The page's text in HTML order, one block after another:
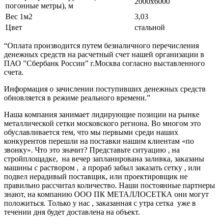
погонные метры), м
Вес 1м2
3,03
Цвет
стальной
“Оплата производится путем безналичного перечисления
денежных средств на расчетный счет нашей организации в
ПАО "Сбербанк России” г.Москва согласно выставленного
счета.
Информация о зачислении поступивших денежных средств
обновляется в режиме реального времени.”
Наша компания занимает лидирующие позиции на рынке
металлической сетки московского региона. Во многом это
обуславливается тем, что мы первыми среди наших
конкурентов перешли на поставки нашим клиентам «по
звонку». Что это значит? Представьте ситуацию , на
стройплощадке, на вечер запланирована заливка, заказаны
машины с раствором , а прораб забыл заказать сетку , или
подвел нерадивый поставщик, или проектировщик не
правильно рассчитал количество. Наши постоянные партнеры
знают, на компанию ООО ПК МЕТАЛЛОСЕТКА они могут
положиться. Только у нас , заказанная с утра сетка уже в
течении дня будет доставлена на объект.